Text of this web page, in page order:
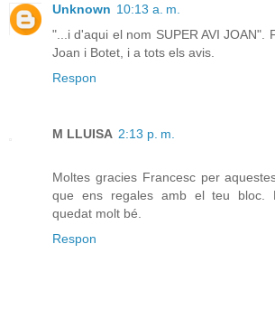
Unknown 10:13 a. m.
"...i d'aqui el nom SUPER AVI JOAN".
Joan i Botet, i a tots els avis.
Respon
M LLUISA 2:13 p. m.
Moltes gracies Francesc per
que ens regales amb el teu bloc.
quedat molt bé.
Respon